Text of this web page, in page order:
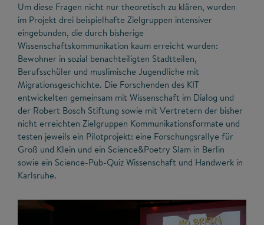
Um diese Fragen nicht nur theoretisch zu klären, wurden
im Projekt drei beispielhafte Zielgruppen intensiver
eingebunden, die durch bisherige
Wissenschaftskommunikation kaum erreicht wurden:
Bewohner in sozial benachteiligten Stadtteilen,
Berufsschüler und muslimische Jugendliche mit
Migrationsgeschichte. Die Forschenden des KIT
entwickelten gemeinsam mit Wissenschaft im Dialog und
der Robert Bosch Stiftung sowie mit Vertretern der bisher
nicht erreichten Zielgruppen Kommunikationsformate und
testen jeweils ein Pilotprojekt: eine Forschungsrallye für
Groß und Klein und ein Science&Poetry Slam in Berlin
sowie ein Science-Pub-Quiz Wissenschaft und Handwerk in
Karlsruhe.